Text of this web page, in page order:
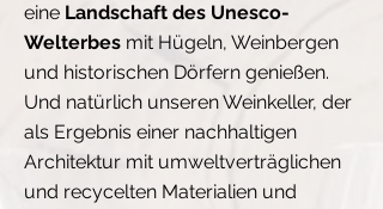
eine Landschaft des Unesco-
Welterbes mit Hügeln, Weinbergen
und historischen Dörfern genießen.
Und natürlich unseren Weinkeller, der
als Ergebnis einer nachhaltigen
Architektur mit umweltverträglichen
und recycelten Materialien und